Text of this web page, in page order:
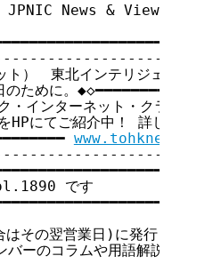
News & Views
）　東北インテリジェント通
のために。
・インターネット・クラウド
をHPにてご紹介中！ 詳し
です
その翌営業日)に発行してい
バーのコラムや用語解説、統